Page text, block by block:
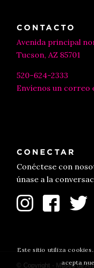
CONTACTO
Avenida principal
Tucson, AZ 85701
520-624-2333
Envíenos un correo
CONECTAR
Conéctese con
únase a la
© Copyright - Museo de
Este sitio utiliza
acepta